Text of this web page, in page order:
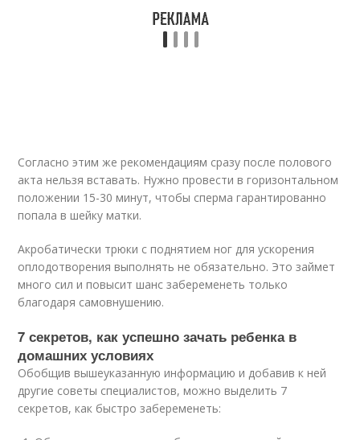
Согласно этим же рекомендациям сразу после полового
акта нельзя вставать. Нужно провести в горизонтальном
положении 15-30 минут, чтобы сперма гарантированно
попала в шейку матки.
Акробатически трюки с поднятием ног для ускорения
оплодотворения выполнять не обязательно. Это займет
много сил и повысит шанс забеременеть только
благодаря самовнушению.
7 секретов, как успешно зачать ребенка в
домашних условиях
Обобщив вышеуказанную информацию и добавив к ней
другие советы специалистов, можно выделить 7
секретов, как быстро забеременеть: